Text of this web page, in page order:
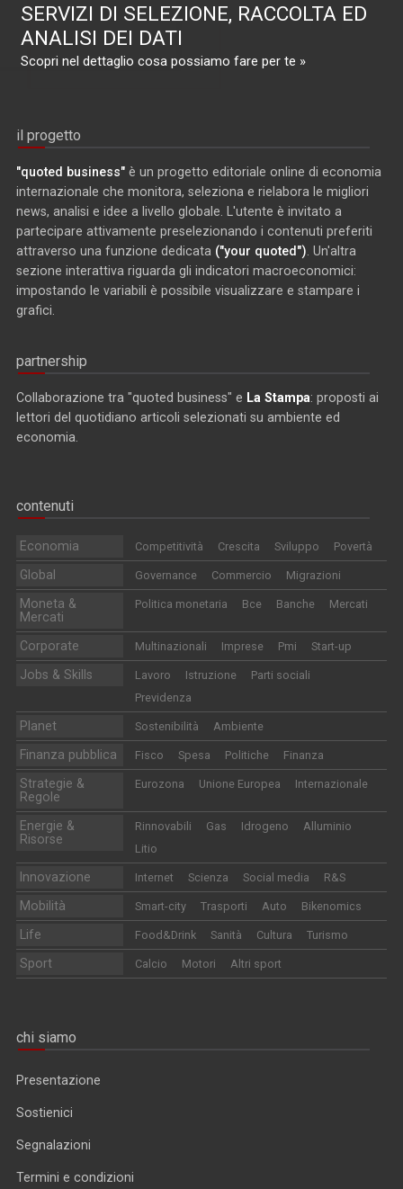
SERVIZI DI SELEZIONE, RACCOLTA ED
ANALISI DEI DATI
Scopri nel dettaglio cosa possiamo fare per te »
il progetto
"quoted business" è un progetto editoriale online di economia
internazionale che monitora, seleziona e rielabora le migliori
news, analisi e idee a livello globale. L'utente è invitato a
partecipare attivamente preselezionando i contenuti preferiti
attraverso una funzione dedicata ("your quoted") . Un'altra
sezione interattiva riguarda gli indicatori macroeconomici:
impostando le variabili è possibile visualizzare e stampare i
grafici.
partnership
Collaborazione tra "quoted business" e La Stampa: proposti ai
lettori del quotidiano articoli selezionati su ambiente ed
economia.
contenuti
Economia Competitività Crescita Sviluppo Povertà
Global Governance Commercio Migrazioni
Moneta &
Mercati
Politica monetaria Bce Banche Mercati
Corporate Multinazionali Imprese Pmi Start-up
Jobs & Skills Lavoro Istruzione
Parti sociali
Previdenza
Planet Sostenibilità Ambiente
Finanza pubblica Fisco Spesa Politiche Finanza
Strategie &
Regole
Eurozona Unione Europea Internazionale
Energie &
Risorse
Rinnovabili Gas Idrogeno
Alluminio
Litio
Innovazione Internet Scienza Social media R&S
Mobilità Smart-city Trasporti Auto Bikenomics
Life Food&Drink Sanità Cultura Turismo
Sport Calcio Motori Altri sport
chi siamo
Presentazione
Sostienici
Segnalazioni
Termini e condizioni